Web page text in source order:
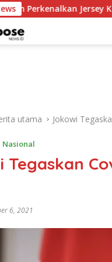
Jersey Ketiga 2026-
utama Jokowi
Nasional
Tegaskan
6, 2021